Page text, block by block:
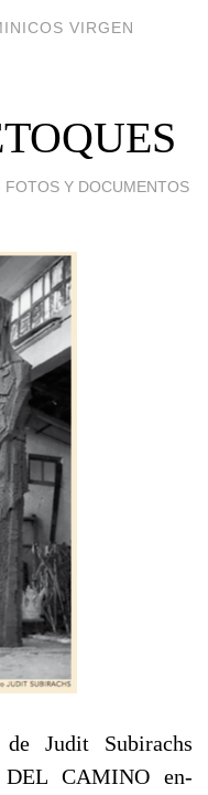
VIRGEN
FOTOS Y DOCUMENTOS
Judit Subirachs
CAMINO en-